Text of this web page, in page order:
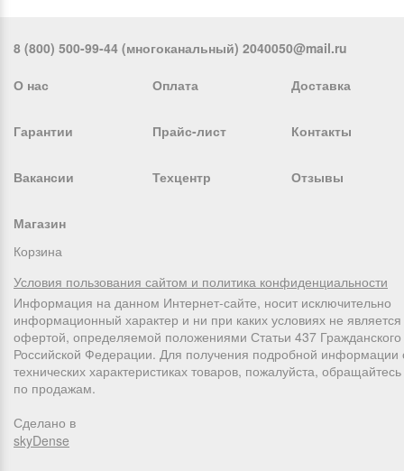
8 (800) 500-99-44 (многоканальный) 2040050@mail.ru
О нас Оплата Доставка
Гарантии Прайс-лист Контакты
Вакансии Техцентр Отзывы
Магазин
Корзина
Условия пользования сайтом и политика конфиденциальности
Информация на данном Интернет-сайте, носит исключительно
информационный характер и ни при каких условиях не
офертой, определяемой положениями Статьи 437 Гражданского
Российской Федерации. Для получения подробной информации
технических характеристиках товаров, пожалуйста,
по продажам.
Сделано в
skyDense